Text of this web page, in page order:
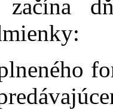
začína